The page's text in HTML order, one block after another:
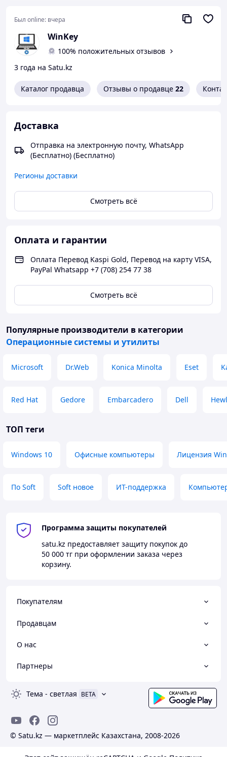
Доставка СДЭ Стоимость доставки рассчитывается
индивидуально для каждого клиента и зависит от
отдаленности региона и объема заказа. Клиент может
самостоятельно выбрать любую другую транспортную
компанию.
Был online: вчера
WinKey
100% положительных отзывов
3 года на Satu.kz
Каталог продавца Отзывы о продавце 22
Доставка
Отправка на электронную почту, WhatsApp
(Бесплатно) (Бесплатно)
Регионы доставки
Смотреть всё
Оплата и гарантии
Оплата Перевод Kaspi Gold, Перевод на карту VISA,
PayPal Whatsapp +7 (708) 254 77 38
Смотреть всё
Популярные производители в категории
Операционные системы и утилиты
Microsoft Dr.Web Konica Minolta Eset
Red Hat Gedore Embarcadero Dell
ТОП теги
Windows 10 Офисные компьютеры Лицензия
По Soft Soft новое ИТ-поддержка
Программа защиты покупателей
satu.kz предоставляет защиту покупок до
50 000 тг при оформлении заказа через
корзину.
Покупателям
Продавцам
О нас
Партнеры
Тема - светлая BETA
© Satu.kz — маркетплейс Казахстана, 2008-2026